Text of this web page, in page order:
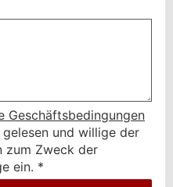
Geschäftsbedingungen
gelesen und willige der
zum Zweck der
ein. *